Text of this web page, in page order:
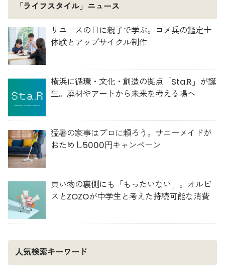
「ライフスタイル」ニュース
リユースの日に親子で学ぶ。コメ兵の鑑定士
体験とアップサイクル制作
横浜に循環・文化・創造の拠点「Sta.R」が誕
生。廃材やアートから未来を考える場へ
猛暑の家事はプロに頼ろう。サニーメイドが
おためし5000円キャンペーン
買い物の裏側にも「もったいない」。オルビ
スとZOZOが中学生と考えた持続可能な消費
人気検索キーワード